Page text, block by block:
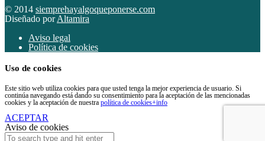
© 2014 siemprehayalgoqueponerse.com
Diseñado porAltamira
Aviso legal
Política de cookies
Uso de cookies
Este sitio web utiliza cookies para que usted tenga la mejor experiencia de usuario. Si
continúa navegando está dando su consentimiento para la aceptación de las mencionadas
cookies y la aceptación de nuestra política de cookies+info
ACEPTAR
Aviso de cookies